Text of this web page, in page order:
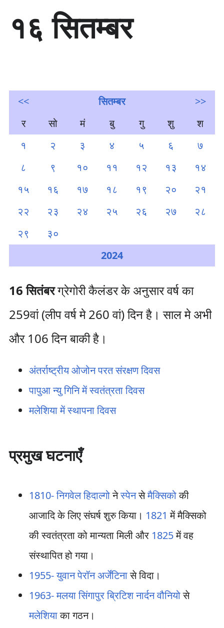
ग्री
१६ सितम्बर
<< सितम्बर
>>
र
सो मं बु गु शु
श
१
२ ३ ४ ५ ६
७
८
९ १० ११ १२ १३
१४
१५
१६ १७ १८ १९ २०
२१
२२
२३ २४ २५ २६ २७
२८
२९
३०
2024
16 सितंबरग्रेगोरी कैलंडर के अनुसार वर्ष का
259वां (लीप वर्ष मे 260 वां) दिन है। साल मे अभी
और 106 दिन बाकी है।
अंतर्राष्ट्रीय ओजोन परत संरक्षण दिवस
पापुआ न्यु गिनि में स्वतंत्रता दिवस
मलेशिया में स्थापना दिवस
प्रमुख घटनाएँ
1810-निगवेल हिदाल्गोनेस्पेनसेमैक्सिकोकी
आजादि के लिए संघर्ष शुरु किया। 1821 में मैक्सिको
की स्वतंत्रता को मान्यता मिली और 1825में वह
संस्थापित हो गया।
1955-युवान पेरॉनअर्जेंटिनासे विदा।
1963-मलया सिंगापुर ब्रिटिश नार्दन वौनियोसे
मलेशियाका गठन।